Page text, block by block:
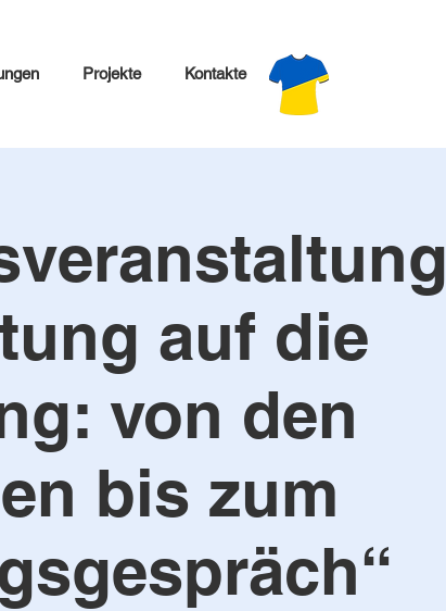
Projekte Kontakte
auf die
von den
bis zum